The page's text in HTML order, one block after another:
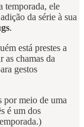
temporada, ele
da série à sua
.
está prestes a
as chamas da
gestos
por meio de uma
é um dos